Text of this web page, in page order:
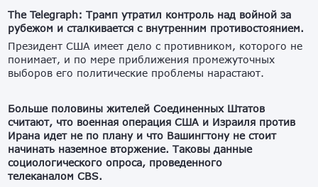
The Telegraph: Трамп утратил контроль над войной за
рубежом и сталкивается с внутренним противостоянием.
Президент США имеет дело с противником, которого не
понимает, и по мере приближения промежуточных
выборов его политические проблемы нарастают.
Больше половины жителей Соединенных Штатов
считают, что военная операция США и Израиля против
Ирана идет не по плану и что Вашингтону не стоит
начинать наземное вторжение. Таковы данные
социологического опроса, проведенного
телеканалом CBS.